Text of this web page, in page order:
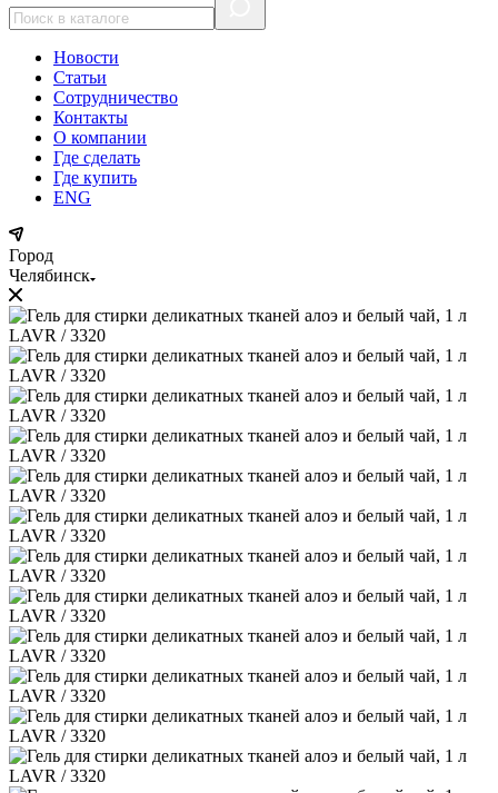
Новости
Статьи
Сотрудничество
Контакты
О компании
Где сделать
Где купить
ENG
Город
Челябинск